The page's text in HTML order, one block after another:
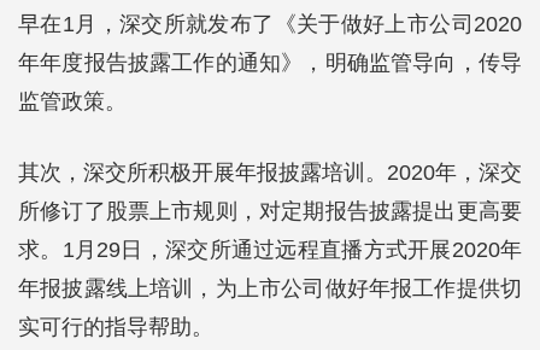
早在1月，深交所就发布了《关于做好上市公司2020
年年度报告披露工作的通知》，明确监管导向，传导
监管政策。
其次，深交所积极开展年报披露培训。2020年，深交
所修订了股票上市规则，对定期报告披露提出更高要
求。1月29日，深交所通过远程直播方式开展2020年
年报披露线上培训，为上市公司做好年报工作提供切
实可行的指导帮助。